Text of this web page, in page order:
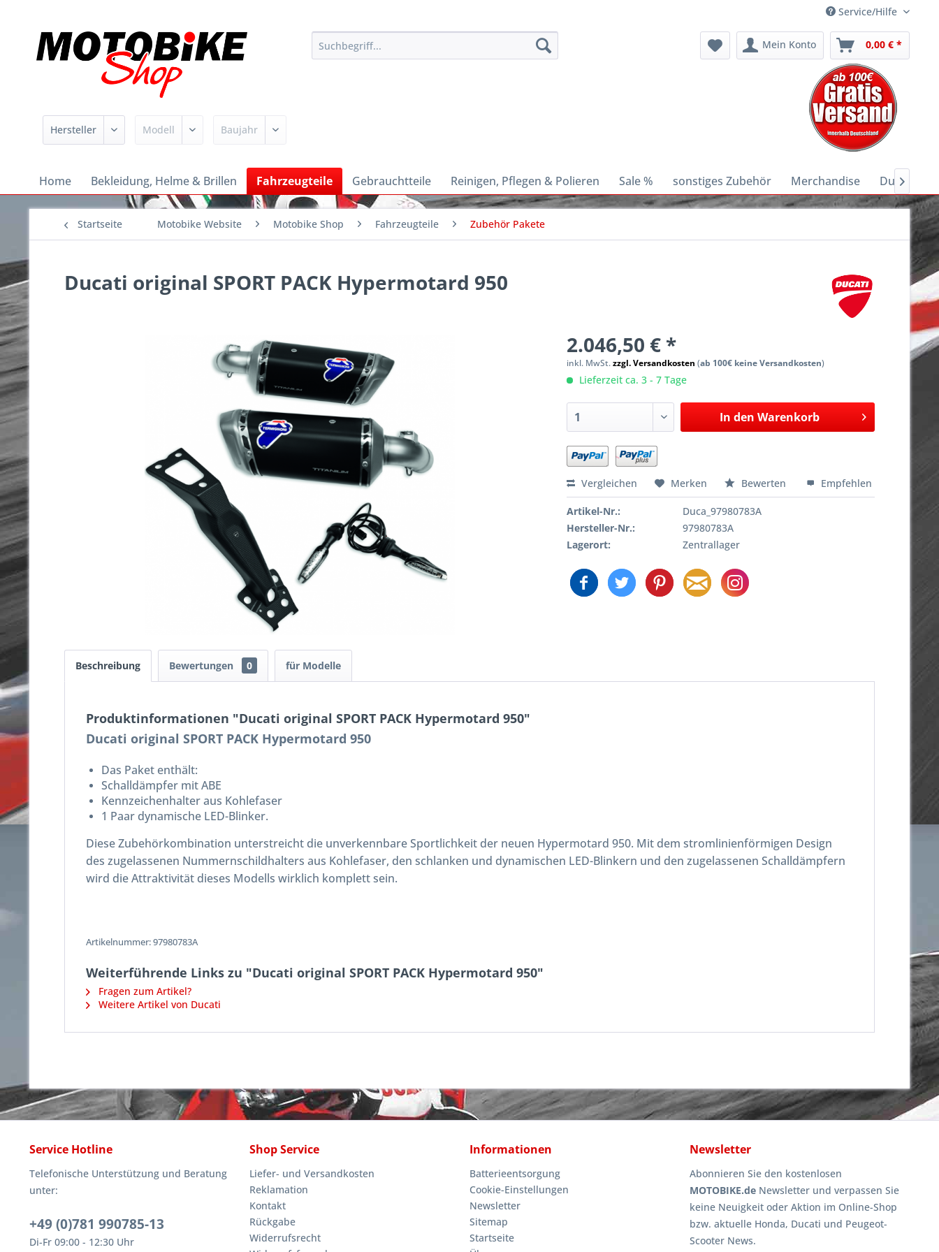
Service/Hilfe
Mein Konto 0,00 € *
Home Bekleidung, Helme & Brillen Fahrzeugteile Gebrauchtteile Reinigen, Pflegen & Polieren Sale % sonstiges Zubehör Merchandise Ducati E-

Startseite Motobike Website Motobike Shop Fahrzeugteile Zubehör Pakete
Ducati original SPORT PACK Hypermotard 950
2.046,50 € *
inkl. MwSt.zzgl. Versandkosten (ab 100€ keine Versandkosten)
Lieferzeit ca. 3 - 7 Tage
In den Warenkorb
Vergleichen Merken Bewerten Empfehlen
Artikel-Nr.:
Duca_97980783A
Hersteller-Nr.:
97980783A
Lagerort:
Zentrallager
Beschreibung Bewertungen 0 für Modelle
Produktinformationen "Ducati original SPORT PACK Hypermotard 950"
Ducati original SPORT PACK Hypermotard 950
Das Paket enthält:
Schalldämpfer mit ABE
Kennzeichenhalter aus Kohlefaser
1 Paar dynamische LED-Blinker.
Diese Zubehörkombination unterstreicht die unverkennbare Sportlichkeit der neuen Hypermotard 950. Mit dem stromlinienförmigen Design
des zugelassenen Nummernschildhalters aus Kohlefaser, den schlanken und dynamischen LED-Blinkern und den zugelassenen Schalldämpfern
wird die Attraktivität dieses Modells wirklich komplett sein.
Artikelnummer:97980783A
Weiterführende Links zu "Ducati original SPORT PACK Hypermotard 950"
Fragen zum Artikel?
Weitere Artikel von Ducati
Service Hotline
Telefonische Unterstützung und Beratung
unter:
+49 (0)781 990785-13
Di-Fr 09:00 - 12:30 Uhr
Shop Service
Liefer- und Versandkosten
Reklamation
Kontakt
Rückgabe
Widerrufsrecht
Informationen
Batterieentsorgung
Cookie-Einstellungen
Newsletter
Sitemap
Startseite
Newsletter
Abonnieren Sie den kostenlosen
MOTOBIKE.de Newsletter und verpassen Sie
keine Neuigkeit oder Aktion im Online-Shop
bzw. aktuelle Honda, Ducati und Peugeot-
Scooter News.